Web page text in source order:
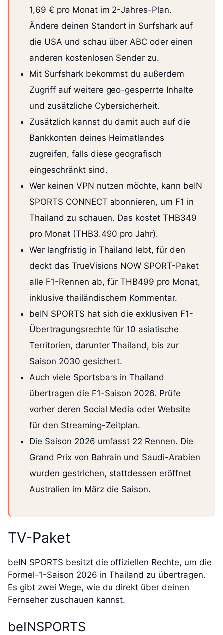
1,69 € pro Monat im 2-Jahres-Plan.
Ändere deinen Standort in Surfshark auf
die USA und schau über ABC oder einen
anderen kostenlosen Sender zu.
Mit Surfshark bekommst du außerdem
Zugriff auf weitere geo-gesperrte Inhalte
und zusätzliche Cybersicherheit.
Zusätzlich kannst du damit auch auf die
Bankkonten deines Heimatlandes
zugreifen, falls diese geografisch
eingeschränkt sind.
Wer keinen VPN nutzen möchte, kann beIN
SPORTS CONNECT abonnieren, um F1 in
Thailand zu schauen. Das kostet THB349
pro Monat (THB3.490 pro Jahr).
Wer langfristig in Thailand lebt, für den
deckt das TrueVisions NOW SPORT-Paket
alle F1-Rennen ab, für THB499 pro Monat,
inklusive thailändischem Kommentar.
beIN SPORTS hat sich die exklusiven F1-
Übertragungsrechte für 10 asiatische
Territorien, darunter Thailand, bis zur
Saison 2030 gesichert.
Auch viele Sportsbars in Thailand
übertragen die F1-Saison 2026. Prüfe
vorher deren Social Media oder Website
für den Streaming-Zeitplan.
Die Saison 2026 umfasst 22 Rennen. Die
Grand Prix von Bahrain und Saudi-Arabien
wurden gestrichen, stattdessen eröffnet
Australien im März die Saison.
TV-Paket
beIN SPORTS besitzt die offiziellen Rechte, um die
Formel-1-Saison 2026 in Thailand zu übertragen.
Es gibt zwei Wege, wie du direkt über deinen
Fernseher zuschauen kannst.
beINSPORTS